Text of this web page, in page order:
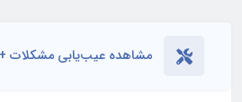
مشاهده عیب‌یابی مشکلات +